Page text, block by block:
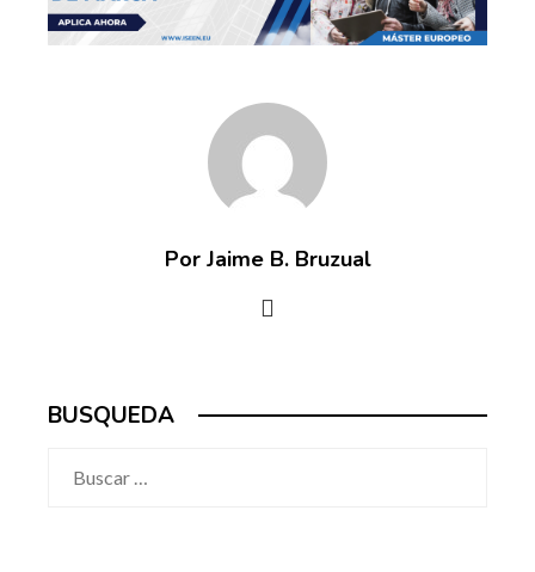
Por Jaime B. Bruzual
BUSQUEDA